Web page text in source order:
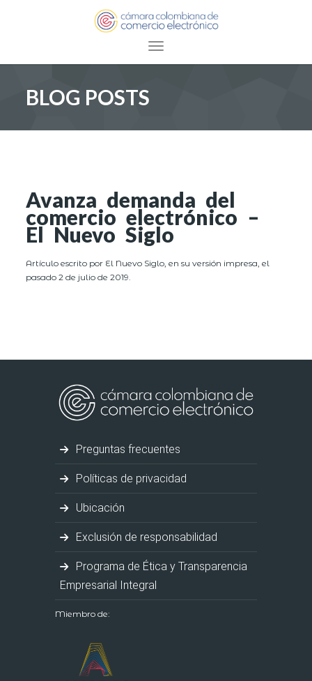
Toggle navigation
BLOG POSTS
Avanza demanda del
comercio electrónico –
El Nuevo Siglo
Artículo escrito por El Nuevo Siglo, en su versión impresa, el
pasado 2 de julio de 2019.
Preguntas frecuentes
Políticas de privacidad
Ubicación
Exclusión de responsabilidad
Programa de Ética y Transparencia
Empresarial Integral
Miembro de: